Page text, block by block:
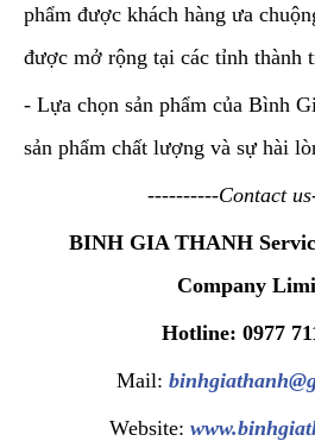
phẩm được khách hàng ưa
được mở rộng tại các tỉnh thành
- Lựa chọn sản phẩm của Bình
sản phẩm chất lượng và sự hài
----------Contact
BINH GIA THANH
Company
Hotline: 0977
Mail:
Website: